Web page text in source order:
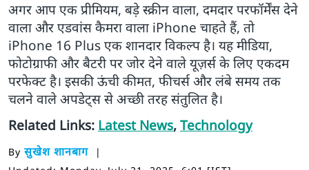
अगर आप एक प्रीमियम, बड़े स्क्रीन वाला, दमदार परफॉर्मेंस देने
वाला और एडवांस कैमरा वाला iPhone चाहते हैं, तो
iPhone 16 Plus एक शानदार विकल्प है। यह मीडिया,
फोटोग्राफी और बैटरी पर जोर देने वाले यूज़र्स के लिए एकदम
परफेक्ट है। इसकी ऊंची कीमत, फीचर्स और लंबे समय तक
चलने वाले अपडेट्स से अच्छी तरह संतुलित है।
Related Links: Latest News,Technology
By सुखेश शानबाग